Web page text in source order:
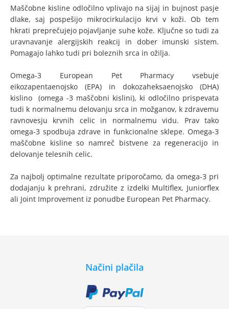
Maščobne kisline odločilno vplivajo na sijaj in bujnost pasje
dlake, saj pospešijo mikrocirkulacijo krvi v koži. Ob tem
hkrati preprečujejo pojavljanje suhe kože. Ključne so tudi za
uravnavanje alergijskih reakcij in dober imunski sistem.
Pomagajo lahko tudi pri boleznih srca in ožilja.
Omega-3 European Pet Pharmacy vsebuje
eikozapentaenojsko (EPA) in dokozaheksaenojsko (DHA)
kislino (omega -3 maščobni kislini), ki odločilno prispevata
tudi k normalnemu delovanju srca in možganov, k zdravemu
ravnovesju krvnih celic in normalnemu vidu. Prav tako
omega-3 spodbuja zdrave in funkcionalne sklepe. Omega-3
maščobne kisline so namreč bistvene za regeneracijo in
delovanje telesnih celic.
Za najbolj optimalne rezultate priporočamo, da omega-3 pri
dodajanju k prehrani, združite z izdelki Multiflex, Juniorflex
ali Joint Improvement iz ponudbe European Pet Pharmacy.
Načini plačila